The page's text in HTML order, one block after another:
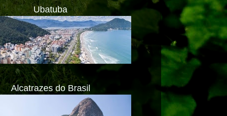
Ubatuba
Alcatrazes do Brasil